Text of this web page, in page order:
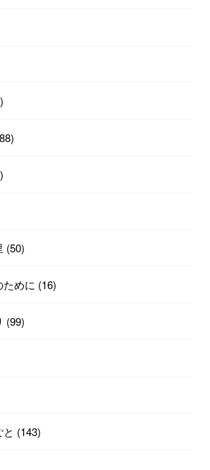
(50)
めに (16)
(99)
(143)